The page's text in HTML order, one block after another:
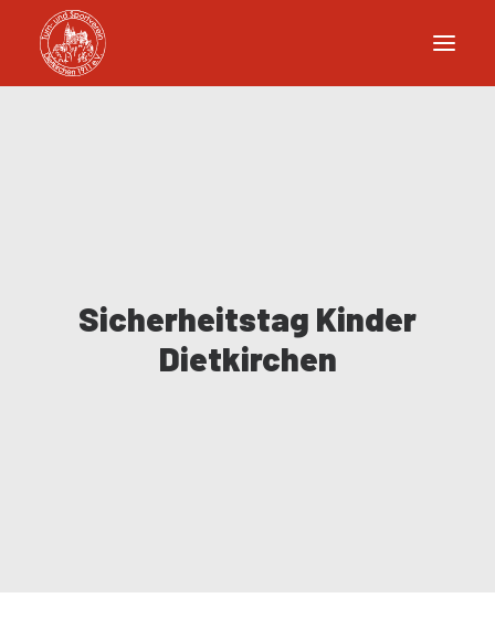
Sicherheitstag Kinder
Dietkirchen